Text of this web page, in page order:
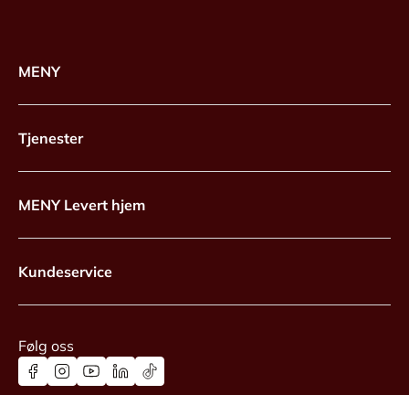
MENY
Tjenester
MENY Levert hjem
Kundeservice
Følg oss